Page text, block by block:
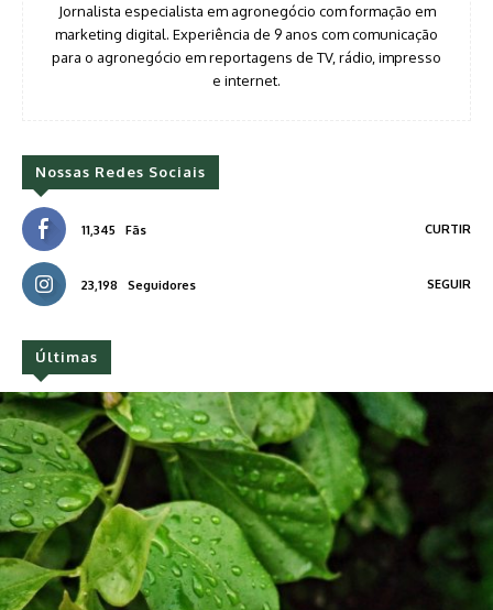
Jornalista especialista em agronegócio com formação em
marketing digital. Experiência de 9 anos com comunicação
para o agronegócio em reportagens de TV, rádio, impresso
e internet.
Nossas Redes Sociais
11,345 Fãs CURTIR
23,198 Seguidores SEGUIR
Últimas